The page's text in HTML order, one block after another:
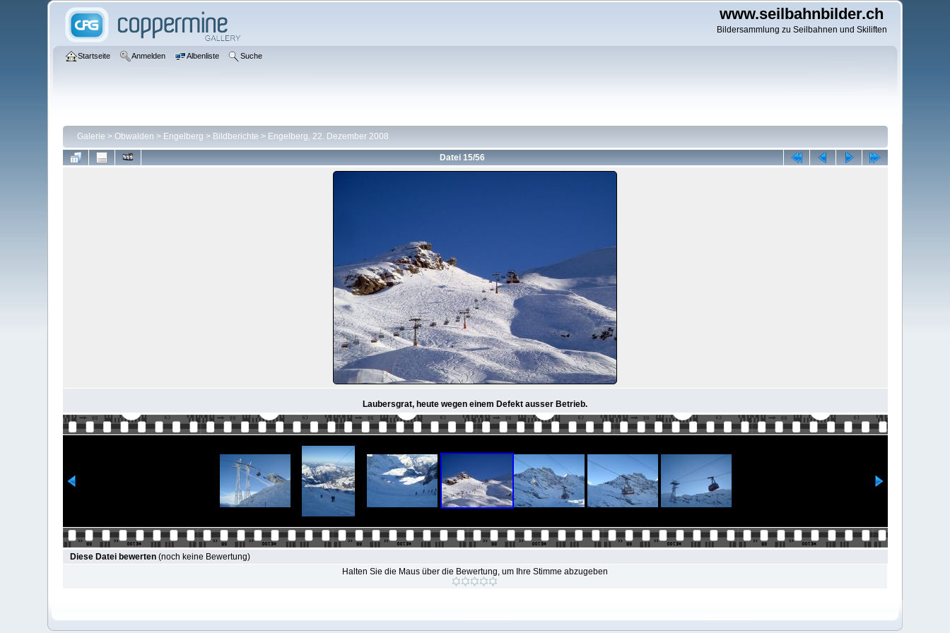
www.seilbahnbilder.ch
Bildersammlung zu Seilbahnen und Skiliften
Startseite Anmelden Albenliste Suche
Galerie > Obwalden > Engelberg > Bildberichte > Engelberg, 22. Dezember 2008
Datei 15/56
Laubersgrat, heute wegen einem Defekt ausser Betrieb.
Diese Datei bewerten(noch keine Bewertung)
Halten Sie die Maus über die Bewertung, um Ihre Stimme abzugeben